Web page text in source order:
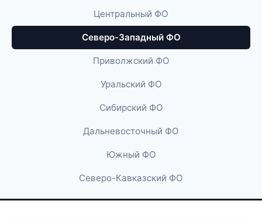
Центральный ФО
Северо-Западный ФО
Приволжский ФО
Уральский ФО
Сибирский ФО
Дальневосточный ФО
Южный ФО
Северо-Кавказский ФО